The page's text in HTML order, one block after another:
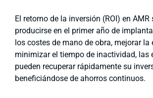
El retorno de la inversión (ROI) en AMR
producirse en el primer año de
los costes de mano de obra, mejorar la
minimizar el tiempo de inactividad, las
pueden recuperar rápidamente su
beneficiándose de ahorros continuos.